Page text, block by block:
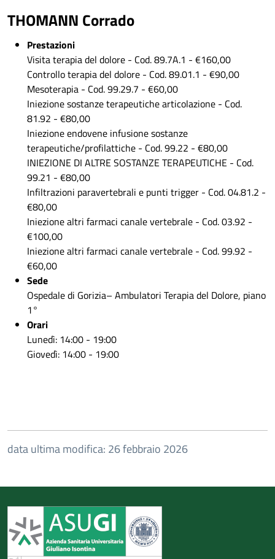
THOMANN Corrado
Prestazioni
Visita terapia del dolore - Cod. 89.7A.1 - €160,00
Controllo terapia del dolore - Cod. 89.01.1 - €90,00
Mesoterapia - Cod. 99.29.7 - €60,00
Iniezione sostanze terapeutiche articolazione - Cod.
81.92 - €80,00
Iniezione endovene infusione sostanze
terapeutiche/profilattiche - Cod. 99.22 - €80,00
INIEZIONE DI ALTRE SOSTANZE TERAPEUTICHE - Cod.
99.21 - €80,00
Infiltrazioni paravertebrali e punti trigger - Cod. 04.81.2 -
€80,00
Iniezione altri farmaci canale vertebrale - Cod. 03.92 -
€100,00
Iniezione altri farmaci canale vertebrale - Cod. 99.92 -
€60,00
Sede
Ospedale di Gorizia– Ambulatori Terapia del Dolore, piano
1°
Orari
Lunedì: 14:00 - 19:00
Giovedì: 14:00 - 19:00
data ultima modifica: 26 febbraio 2026